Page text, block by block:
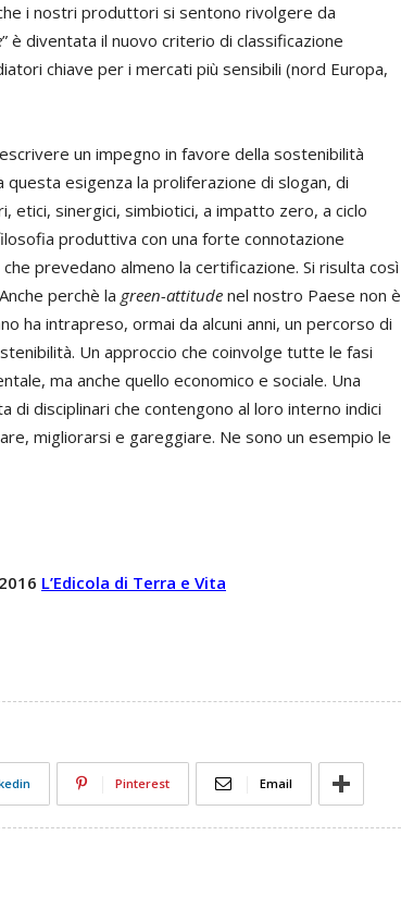
i nostri produttori si sentono rivolgere da
” è diventata il nuovo criterio di classificazione
chiave per i mercati più sensibili (nord Europa,
un impegno in favore della sostenibilità
esigenza la proliferazione di slogan, di
etici, sinergici, simbiotici, a impatto zero, a ciclo
produttiva con una forte connotazione
prevedano almeno la certificazione. Si risulta così
perchè la green-attitude nel nostro Paese non è
ha intrapreso, ormai da alcuni anni, un percorso di
Un approccio che coinvolge tutte le fasi
ma anche quello economico e sociale. Una
di disciplinari che contengono al loro interno indici
migliorarsi e gareggiare. Ne sono un esempio le
L’Edicola di Terra e Vita
Pinterest Email